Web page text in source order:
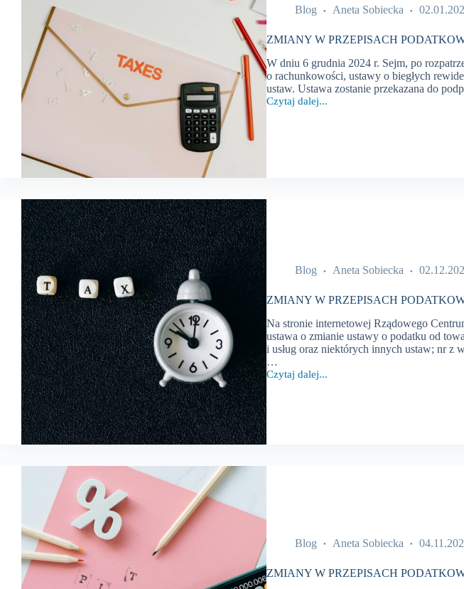
Blog Aneta Sobiecka
ZMIANY W PRZEPISACH
W dniu 6 grudnia 2024 r. Sejm, po
o rachunkowości, ustawy o biegłych
ustaw. Ustawa zostanie przekazana do
Czytaj dalej...
ZMIANY
2024
Blog Aneta Sobiecka
ZMIANY W PRZEPISACH
Na stronie internetowej Rządowego
ustawa o zmianie ustawy o podatku od
i usług oraz niektórych innych ustaw; nr z
…
Czytaj dalej...
ZMIANY
W
PRZEPISACH
PODATKOWYCH
–
r.
Blog Aneta Sobiecka
ZMIANY W PRZEPISACH